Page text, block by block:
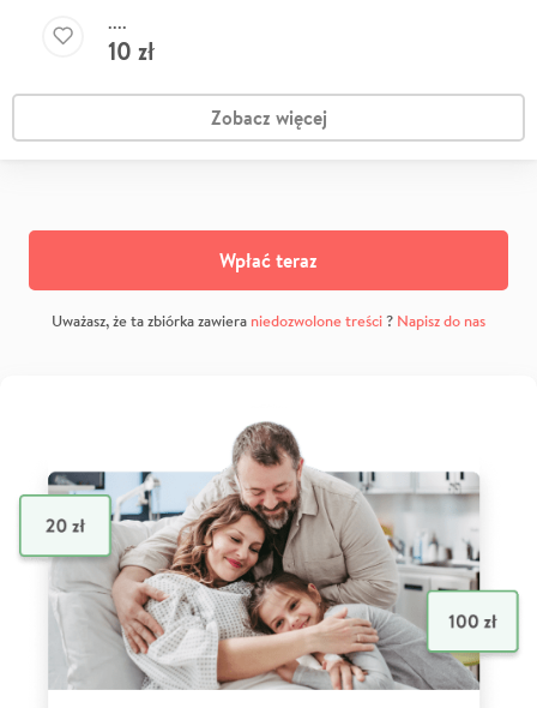
....
10 zł
Zobacz więcej
Wpłać teraz
Uważasz, że ta zbiórka zawiera niedozwolone treści? Napisz do nas